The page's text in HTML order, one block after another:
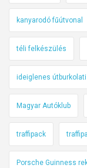
kanyarodó fűútvonal
téli felkészülés
ideiglenes útburkolati
Magyar Autóklub
traffipack
Porsche Guinness